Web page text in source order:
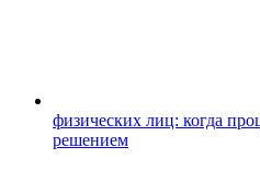
физических лиц: когда
решением